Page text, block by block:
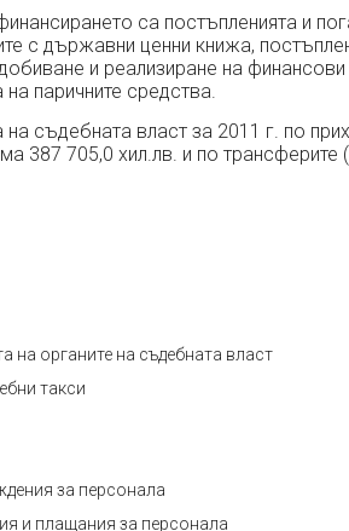
са постъпленията и
с държавни ценни книжа,
и реализиране на
паричните средства.
съдебната власт за 2011 г. по
387 705,0 хил.лв. и по
на органите на съдебната власт
такси
за персонала
и плащания за персонала